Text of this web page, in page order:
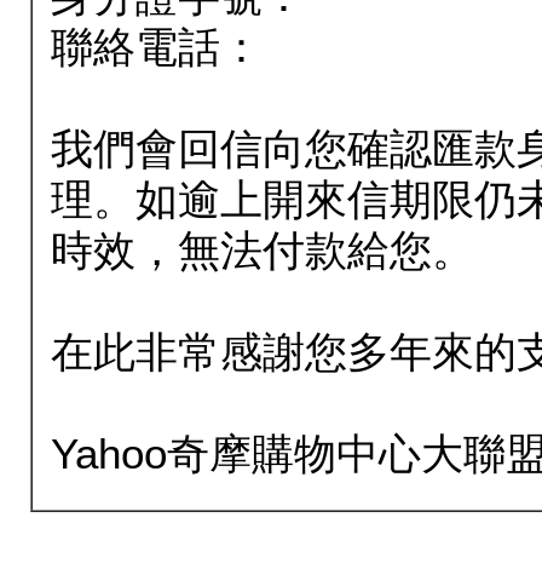
聯絡電話：
我們會回信向您確認匯款
理。如逾上開來信期限仍
時效，無法付款給您。
在此非常感謝您多年來的
Yahoo奇摩購物中心大